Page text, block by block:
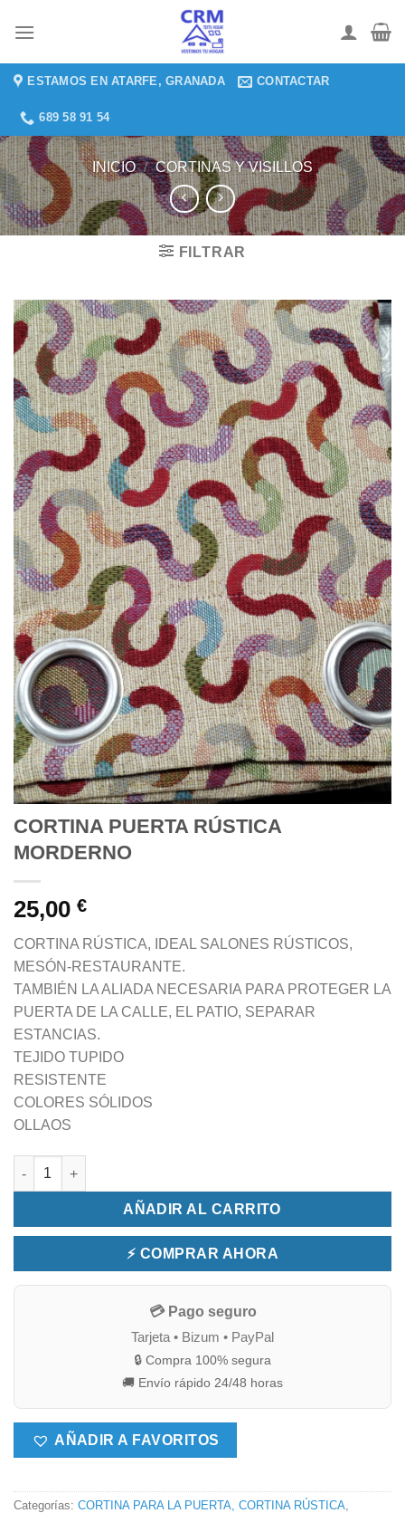
ESTAMOS EN ATARFE, GRANADA CONTACTAR
689 58 91 54
INICIO / CORTINAS Y VISILLOS
FILTRAR
CORTINA PUERTA RÚSTICA
MORDERNO
25,00 €
CORTINA RÚSTICA, IDEAL SALONES RÚSTICOS,
MESÓN-RESTAURANTE.
TAMBIÉN LA ALIADA NECESARIA PARA PROTEGER LA
PUERTA DE LA CALLE, EL PATIO, SEPARAR
ESTANCIAS.
TEJIDO TUPIDO
RESISTENTE
COLORES SÓLIDOS
OLLAOS
CORTINA PUERTA RÚSTICA MORDERNO cantidad
AÑADIR AL CARRITO
⚡ COMPRAR AHORA
💳 Pago seguro
Tarjeta • Bizum • PayPal
🔒 Compra 100% segura
🚚 Envío rápido 24/48 horas
AÑADIR A FAVORITOS
Categorías: CORTINA PARA LA PUERTA, CORTINA RÚSTICA